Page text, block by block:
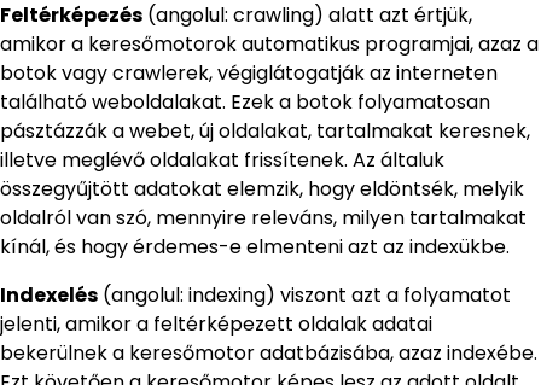
Feltérképezés (angolul: crawling) alatt azt értjük,
amikor a keresőmotorok automatikus programjai, azaz a
botok vagy crawlerek, végiglátogatják az interneten
található weboldalakat. Ezek a botok folyamatosan
pásztázzák a webet, új oldalakat, tartalmakat keresnek,
illetve meglévő oldalakat frissítenek. Az általuk
összegyűjtött adatokat elemzik, hogy eldöntsék, melyik
oldalról van szó, mennyire releváns, milyen tartalmakat
kínál, és hogy érdemes-e elmenteni azt az indexükbe.
Indexelés (angolul: indexing) viszont azt a folyamatot
jelenti, amikor a feltérképezett oldalak adatai
bekerülnek a keresőmotor adatbázisába, azaz indexébe.